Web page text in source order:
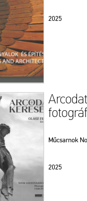
2025
Műcsarnok
2025